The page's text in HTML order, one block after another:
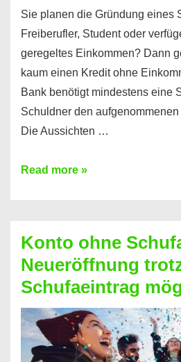
Sie planen die Gründung eines
Freiberufler, Student oder
geregeltes Einkommen? Dann
kaum einen Kredit ohne
Bank benötigt mindestens eine
Schuldner den
Die Aussichten …
Mit
Sie
einen
Kredit
ohne
Einkommensnachweis
Read more »
Konto ohne
Neueröffnung
Schufaeintrag